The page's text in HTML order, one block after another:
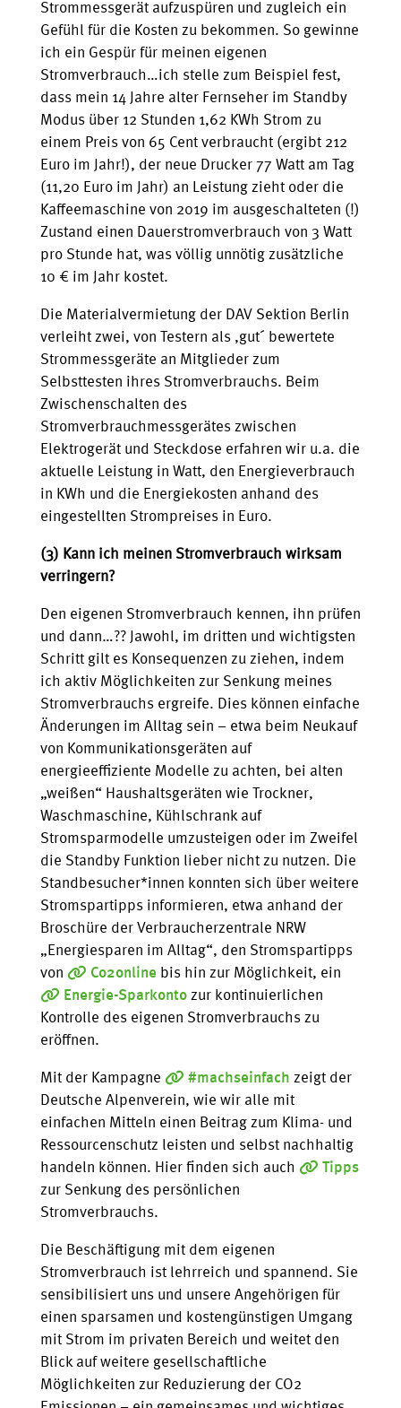
Strommessgerät aufzuspüren und zugleich ein
Gefühl für die Kosten zu bekommen. So gewinne
ich ein Gespür für meinen eigenen
Stromverbrauch…ich stelle zum Beispiel fest,
dass mein 14 Jahre alter Fernseher im Standby
Modus über 12 Stunden 1,62 KWh Strom zu
einem Preis von 65 Cent verbraucht (ergibt 212
Euro im Jahr!), der neue Drucker 77 Watt am Tag
(11,20 Euro im Jahr) an Leistung zieht oder die
Kaffeemaschine von 2019 im ausgeschalteten (!)
Zustand einen Dauerstromverbrauch von 3 Watt
pro Stunde hat, was völlig unnötig zusätzliche
10 € im Jahr kostet.
Die Materialvermietung der DAV Sektion Berlin
verleiht zwei, von Testern als ,gut´ bewertete
Strommessgeräte an Mitglieder zum
Selbsttesten ihres Stromverbrauchs. Beim
Zwischenschalten des
Stromverbrauchmessgerätes zwischen
Elektrogerät und Steckdose erfahren wir u.a. die
aktuelle Leistung in Watt, den Energieverbrauch
in KWh und die Energiekosten anhand des
eingestellten Strompreises in Euro.
(3) Kann ich meinen Stromverbrauch wirksam
verringern?
Den eigenen Stromverbrauch kennen, ihn prüfen
und dann…?? Jawohl, im dritten und wichtigsten
Schritt gilt es Konsequenzen zu ziehen, indem
ich aktiv Möglichkeiten zur Senkung meines
Stromverbrauchs ergreife. Dies können einfache
Änderungen im Alltag sein – etwa beim Neukauf
von Kommunikationsgeräten auf
energieeffiziente Modelle zu achten, bei alten
„weißen“ Haushaltsgeräten wie Trockner,
Waschmaschine, Kühlschrank auf
Stromsparmodelle umzusteigen oder im Zweifel
die Standby Funktion lieber nicht zu nutzen. Die
Standbesucher*innen konnten sich über weitere
Stromspartipps informieren, etwa anhand der
Broschüre der Verbraucherzentrale NRW
„Energiesparen im Alltag“, den Stromspartipps
von
Co2onlinebis hin zur Möglichkeit, ein
Energie-Sparkontozur kontinuierlichen
Kontrolle des eigenen Stromverbrauchs zu
eröffnen.
Mit der Kampagne #machseinfach zeigt der
Deutsche Alpenverein, wie wir alle mit
einfachen Mitteln einen Beitrag zum Klima- und
Ressourcenschutz leisten und selbst nachhaltig
handeln können. Hier finden sich auch
Tipps
zur Senkung des persönlichen
Stromverbrauchs.
Die Beschäftigung mit dem eigenen
Stromverbrauch ist lehrreich und spannend. Sie
sensibilisiert uns und unsere Angehörigen für
einen sparsamen und kostengünstigen Umgang
mit Strom im privaten Bereich und weitet den
Blick auf weitere gesellschaftliche
Möglichkeiten zur Reduzierung der CO2